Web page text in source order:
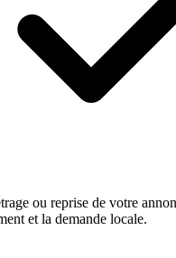
ou reprise de votre
et la demande locale.